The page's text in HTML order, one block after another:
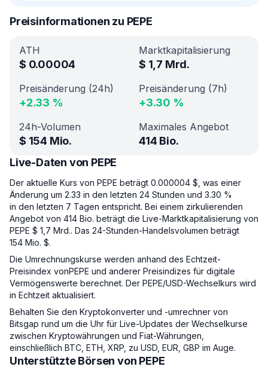
Preisinformationen zu PEPE
ATH
$ 0.00004
Marktkapitalisierung
$ 1,7 Mrd.
Preisänderung (24h)
+2.33 %
Preisänderung (7h)
+3.30 %
24h-Volumen
$ 154 Mio.
Maximales Angebot
414 Bio.
Live-Daten von PEPE
Der aktuelle Kurs von PEPE beträgt 0.000004 $, was einer
Änderung um 2.33 in den letzten 24 Stunden und 3.30 %
in den letzten 7 Tagen entspricht. Bei einem zirkulierenden
Angebot von 414 Bio. beträgt die Live-Marktkapitalisierung von
PEPE $ 1,7 Mrd.. Das 24-Stunden-Handelsvolumen beträgt
154 Mio. $.
Die Umrechnungskurse werden anhand des Echtzeit-
Preisindex vonPEPE und anderer Preisindizes für digitale
Vermögenswerte berechnet. Der PEPE/USD-Wechselkurs wird
in Echtzeit aktualisiert.
Behalten Sie den Kryptokonverter und -umrechner von
Bitsgap rund um die Uhr für Live-Updates der Wechselkurse
zwischen Kryptowährungen und Fiat-Währungen,
einschließlich BTC, ETH, XRP, zu USD, EUR, GBP im Auge.
Unterstützte Börsen von PEPE